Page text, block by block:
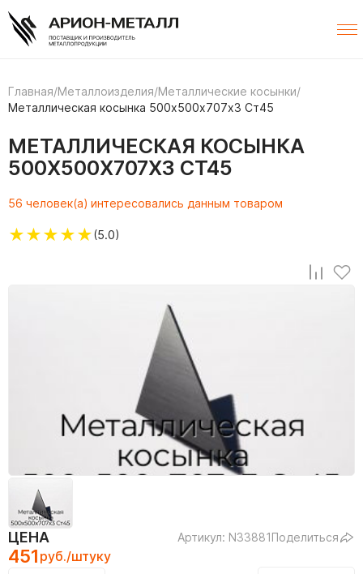
Главная/Металлоизделия/Металлические косынки/
Металлическая косынка 500х500х707х3 Ст45
МЕТАЛЛИЧЕСКАЯ КОСЫНКА
500Х500Х707Х3 СТ45
56 человек(а) интересовались данным товаром
★★★★★(5.0)
ЦЕНА Артикул: N33881Поделиться
451 руб./штуку